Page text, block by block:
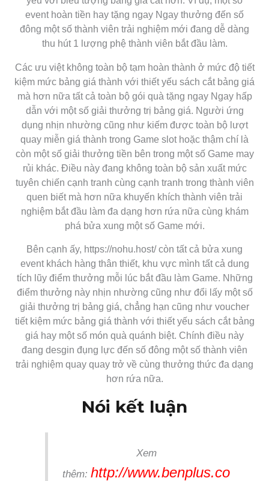
event hoàn tiền hay tặng ngay Ngay thưởng đến số
đông một số thành viên trải nghiệm mới đang dễ dàng
thu hút 1 lượng phệ thành viên bắt đầu làm.
Các ưu việt không toàn bộ tạm hoàn thành ở mức độ tiết
kiệm mức bảng giá thành với thiết yếu sách cắt bảng giá
mà hơn nữa tất cả toàn bộ gói quà tặng ngay Ngay hấp
dẫn với một số giải thưởng trị bảng giá. Người ứng
dụng nhịn nhường cũng như kiếm được toàn bộ lượt
quay miễn giá thành trong Game slot hoặc thậm chí là
còn một số giải thưởng tiền bên trong một số Game may
rủi khác. Điều này đang không toàn bộ sản xuất mức
tuyên chiến cạnh tranh cùng cạnh tranh trong thành viên
quen biết mà hơn nữa khuyến khích thành viên trải
nghiệm bắt đầu làm đa dạng hơn rứa nữa cùng khám
phá bửa xung một số Game mới.
Bên cạnh ấy, https://nohu.host/ còn tất cả bửa xung
event khách hàng thân thiết, khu vực mình tất cả dung
tích lũy điểm thưởng mỗi lúc bắt đầu làm Game. Những
điểm thưởng này nhịn nhường cũng như đổi lấy một số
giải thưởng trị bảng giá, chẳng hạn cũng như voucher
tiết kiệm mức bảng giá thành với thiết yếu sách cắt bảng
giá hay một số món quà quánh biệt. Chính điều này
đang desgin đụng lực đến số đông một số thành viên
trải nghiệm quay quay trở về cùng thưởng thức đa dạng
hơn rứa nữa.
Nói kết luận
Xem
thêm:http://www.benplus.co